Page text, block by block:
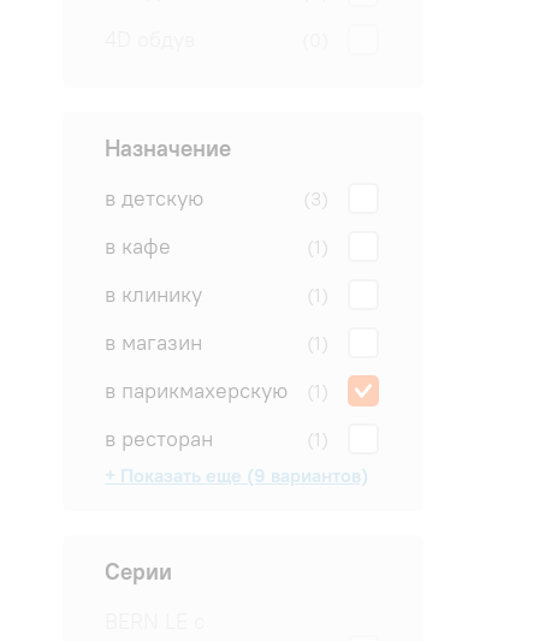
Назначение
в детскую (3)
в кафе (1)
в клинику (1)
в магазин (1)
в парикмахерскую (1)
в ресторан (1)
в салон (1)
в спальню (3)
в студию (3)
для квартиры (3)
для офиса (3)
для погреба (0)
на дачу (3)
на производство (1)
на склад (0)
+ Показать еще (9 вариантов)
Серии